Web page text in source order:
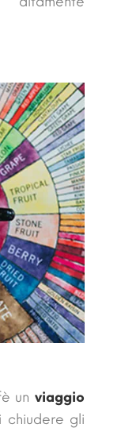
un viaggio
chiudere gli